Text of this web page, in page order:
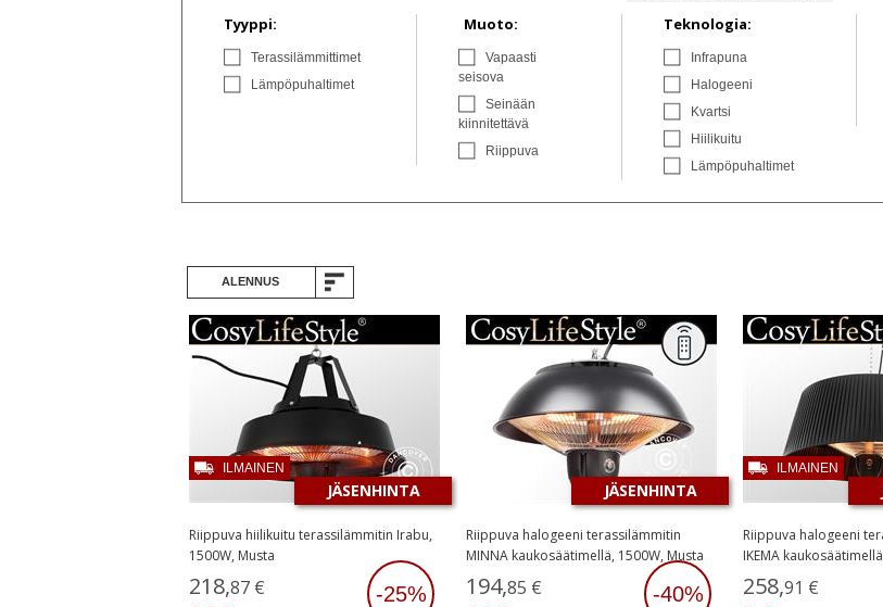
Tyyppi:
Terassilämmittimet
Lämpöpuhaltimet
Muoto:
Vapaasti
seisova
Seinään
kiinnitettävä
Riippuva
Teknologia:
Infrapuna
Halogeeni
Kvartsi
Hiilikuitu
Lämpöpuhaltimet
ALENNUS
Riippuva hiilikuitu terassilämmitin Irabu,
1500W, Musta
-25%
218,87 €
JÄSENHINTA
ILMAINEN
Riippuva halogeeni terassilämmitin
MINNA kaukosäätimellä, 1500W, Musta
-40%
194,85 €
JÄSENHINTA
Riippuva halogeeni
IKEMA
258,91 €
ILMAINEN